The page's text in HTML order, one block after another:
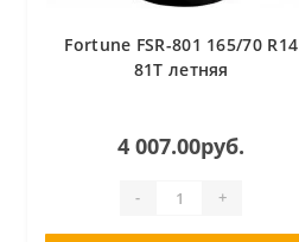
Fortune FSR-801 165/70 R14
81T летняя
4 007.00руб.
- +